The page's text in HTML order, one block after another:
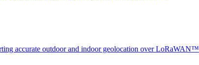
accurate outdoor and indoor geolocation over LoRaWAN™